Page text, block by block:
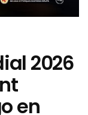
2026
en